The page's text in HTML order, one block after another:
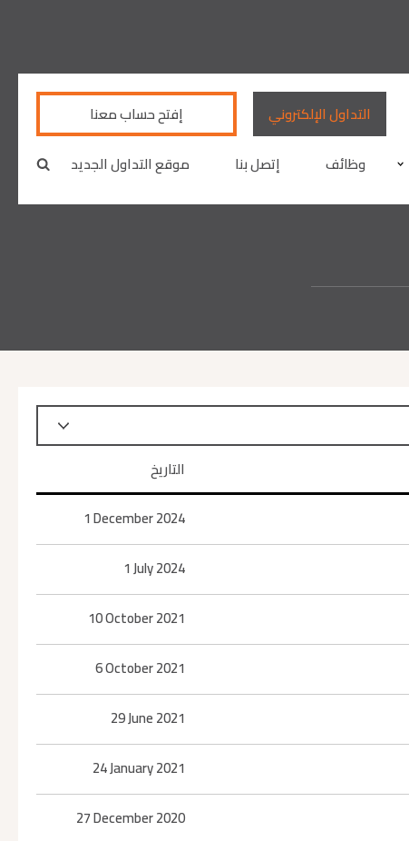
التداول اﻹلكتروني
إفتح حساب معنا
وظائف إتصل بنا موقع التداول الجديد
التاريخ
1 December 2024
1 July 2024
10 October 2021
6 October 2021
29 June 2021
24 January 2021
27 December 2020